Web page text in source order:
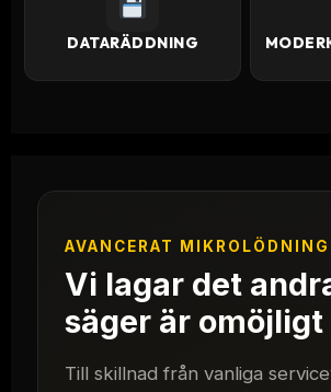
DATARÄDDNING
AVANCERAT
Vi lagar det
säger är omöjligt
Till skillnad från vanliga